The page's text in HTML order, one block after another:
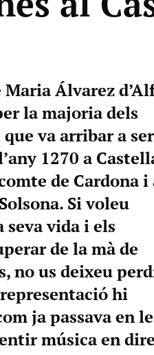
Álvarez
la majoria dels
va arribar a ser
1270 a
de Cardona i
Si voleu
seva vida i els
de la mà de
no us deixeu
hi
ja passava en
música en